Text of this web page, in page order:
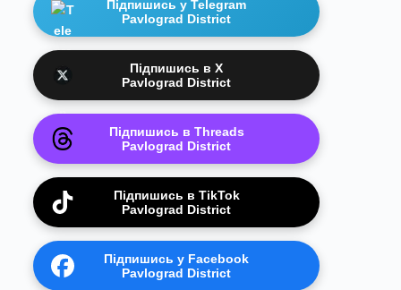
Підпишись у Telegram
Pavlograd District
Підпишись в X
Pavlograd District
Підпишись в Threads
Pavlograd District
Підпишись в TikTok
Pavlograd District
Підпишись у Facebook
Pavlograd District